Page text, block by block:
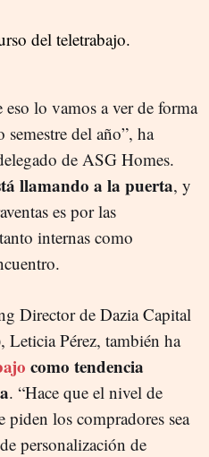
eso lo vamos a ver de forma
del año”, ha
de ASG Homes.
llamando a la puerta, y
es por las
internas como
Director de Dazia Capital
Leticia Pérez, también ha
como tendencia
. “Hace que el nivel de
los compradores sea
personalización de